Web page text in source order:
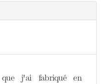
que j'ai fabriqué en